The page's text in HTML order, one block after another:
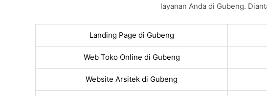
layanan Anda di Gubeng.
Landing Page di Gubeng
Web Toko Online di Gubeng
Website Arsitek di Gubeng